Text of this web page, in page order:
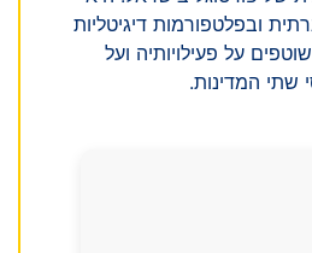
ובפלטפורמות דיגיטליות
על פעילויותיה ועל
שתי המדינות.